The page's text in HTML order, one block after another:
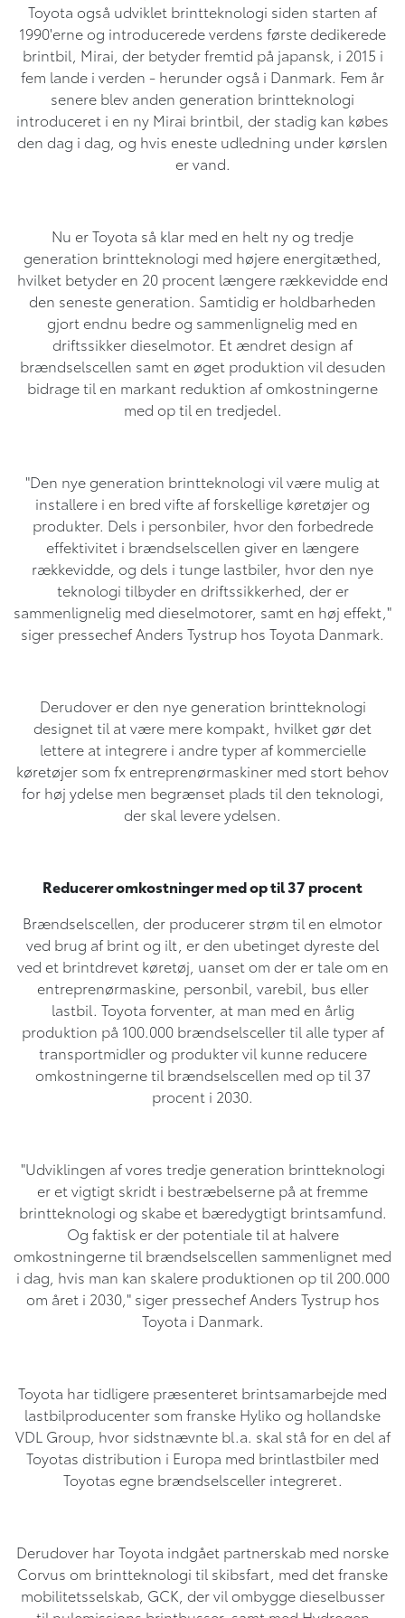
Toyota også udviklet brintteknologi siden starten af
1990'erne og introducerede verdens første dedikerede
brintbil, Mirai, der betyder fremtid på japansk, i 2015 i
fem lande i verden - herunder også i Danmark. Fem år
senere blev anden generation brintteknologi
introduceret i en ny Mirai brintbil, der stadig kan købes
den dag i dag, og hvis eneste udledning under kørslen
er vand.
Nu er Toyota så klar med en helt ny og tredje
generation brintteknologi med højere energitæthed,
hvilket betyder en 20 procent længere rækkevidde end
den seneste generation. Samtidig er holdbarheden
gjort endnu bedre og sammenlignelig med en
driftssikker dieselmotor. Et ændret design af
brændselscellen samt en øget produktion vil desuden
bidrage til en markant reduktion af omkostningerne
med op til en tredjedel.
"Den nye generation brintteknologi vil være mulig at
installere i en bred vifte af forskellige køretøjer og
produkter. Dels i personbiler, hvor den forbedrede
effektivitet i brændselscellen giver en længere
rækkevidde, og dels i tunge lastbiler, hvor den nye
teknologi tilbyder en driftssikkerhed, der er
sammenlignelig med dieselmotorer, samt en høj effekt,"
siger pressechef Anders Tystrup hos Toyota Danmark.
Derudover er den nye generation brintteknologi
designet til at være mere kompakt, hvilket gør det
lettere at integrere i andre typer af kommercielle
køretøjer som fx entreprenørmaskiner med stort behov
for høj ydelse men begrænset plads til den teknologi,
der skal levere ydelsen.
Reducerer omkostninger med op til 37 procent
Brændselscellen, der producerer strøm til en elmotor
ved brug af brint og ilt, er den ubetinget dyreste del
ved et brintdrevet køretøj, uanset om der er tale om en
entreprenørmaskine, personbil, varebil, bus eller
lastbil. Toyota forventer, at man med en årlig
produktion på 100.000 brændselsceller til alle typer af
transportmidler og produkter vil kunne reducere
omkostningerne til brændselscellen med op til 37
procent i 2030.
"Udviklingen af vores tredje generation brintteknologi
er et vigtigt skridt i bestræbelserne på at fremme
brintteknologi og skabe et bæredygtigt brintsamfund.
Og faktisk er der potentiale til at halvere
omkostningerne til brændselscellen sammenlignet med
i dag, hvis man kan skalere produktionen op til 200.000
om året i 2030," siger pressechef Anders Tystrup hos
Toyota i Danmark.
Toyota har tidligere præsenteret brintsamarbejde med
lastbilproducenter som franske Hyliko og hollandske
VDL Group, hvor sidstnævnte bl.a. skal stå for en del af
Toyotas distribution i Europa med brintlastbiler med
Toyotas egne brændselsceller integreret.
Derudover har Toyota indgået partnerskab med norske
Corvus om brintteknologi til skibsfart, med det franske
mobilitetsselskab, GCK, der vil ombygge dieselbusser